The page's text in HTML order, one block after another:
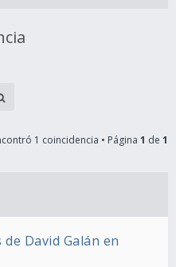
1 coincidencia • Página 1 de 1
David Galán en